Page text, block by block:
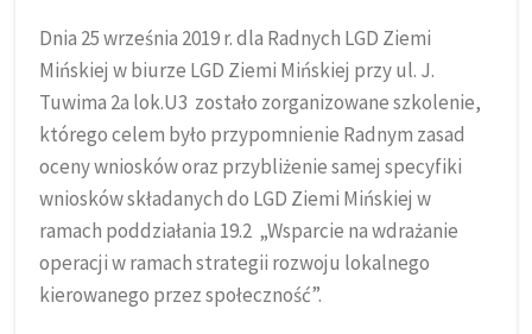
Dnia 25 września 2019 r. dla Radnych LGD Ziemi
Mińskiej w biurze LGD Ziemi Mińskiej przy ul. J.
Tuwima 2a lok.U3 zostało zorganizowane szkolenie,
którego celem było przypomnienie Radnym zasad
oceny wniosków oraz przybliżenie samej specyfiki
wniosków składanych do LGD Ziemi Mińskiej w
ramach poddziałania 19.2 „Wsparcie na wdrażanie
operacji w ramach strategii rozwoju lokalnego
kierowanego przez społeczność”.